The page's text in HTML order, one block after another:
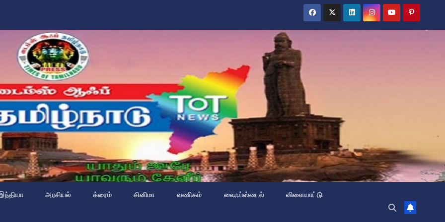
அரசியல் க்ரைம் சினிமா வணிகம் லைஃப்ஸ்டைல் விளையாட்டு